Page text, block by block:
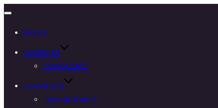
navegación
INICIO
SOBRE MI
CONOCEME
SERVICIOS
JUBILACIONES